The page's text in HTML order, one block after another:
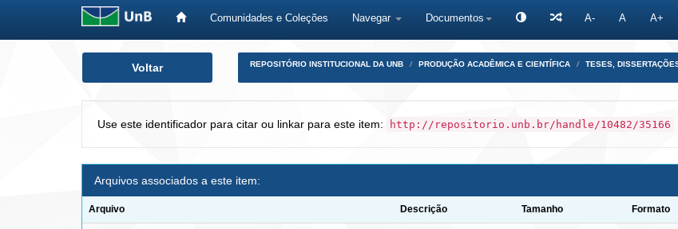
Comunidades e Coleções Navegar Documentos A- A A+
Voltar REPOSITÓRIO INSTITUCIONAL DA UNB PRODUÇÃO ACADÊMICA E CIENTÍFICA TESES,
Use este identificador para citar ou linkar para este item: http://repositorio.unb.br/handle/10482/35166
Arquivos associados a este item:
Arquivo Descrição Tamanho Formato